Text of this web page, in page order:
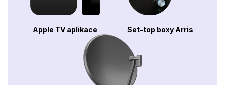
Apple TV aplikace Set-top boxy Arris